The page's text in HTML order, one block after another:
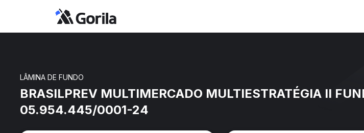
LÂMINA DE FUNDO
BRASILPREV MULTIMERCADO MULTIESTRATÉGIA II
05.954.445/0001-24